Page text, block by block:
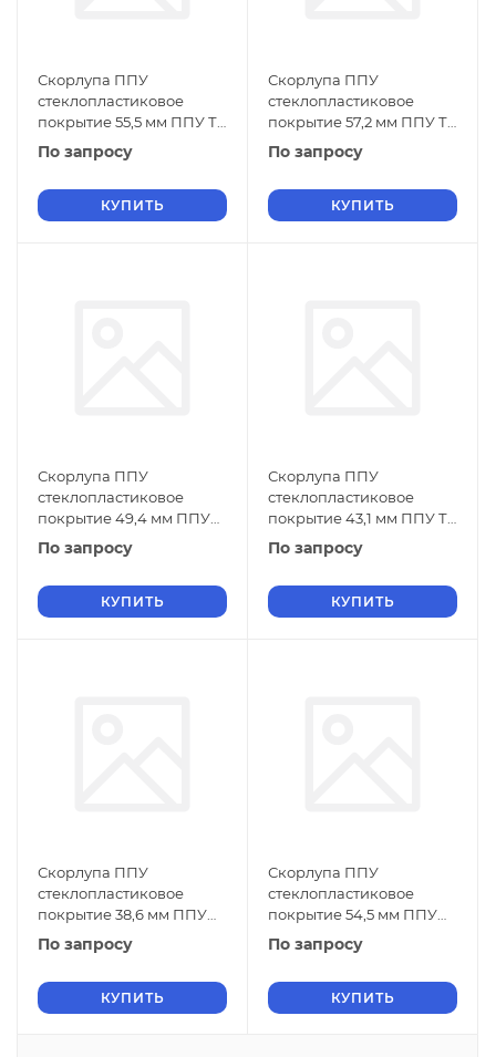
Скорлупа ППУ
стеклопластиковое
покрытие 55,5 мм ППУ ТУ
5768-019-01297858-01
По запросу
КУПИТЬ
Скорлупа ППУ
стеклопластиковое
покрытие 57,2 мм ППУ ТУ
5768-019-01297858-01
По запросу
КУПИТЬ
Скорлупа ППУ
стеклопластиковое
покрытие 49,4 мм ППУ
ТУ 5768-019-01297858-01
По запросу
КУПИТЬ
Скорлупа ППУ
стеклопластиковое
покрытие 43,1 мм ППУ ТУ
5768-019-01297858-01
По запросу
КУПИТЬ
Скорлупа ППУ
стеклопластиковое
покрытие 38,6 мм ППУ
ТУ 5768-019-01297858-01
По запросу
КУПИТЬ
Скорлупа ППУ
стеклопластиковое
покрытие 54,5 мм ППУ
ТУ 5768-019-01297858-01
По запросу
КУПИТЬ